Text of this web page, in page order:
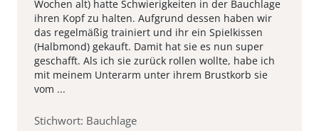
Wochen alt) hatte Schwierigkeiten in der Bauchlage
ihren Kopf zu halten. Aufgrund dessen haben wir
das regelmäßig trainiert und ihr ein Spielkissen
(Halbmond) gekauft. Damit hat sie es nun super
geschafft. Als ich sie zurück rollen wollte, habe ich
mit meinem Unterarm unter ihrem Brustkorb sie
vom ...
Stichwort: Bauchlage